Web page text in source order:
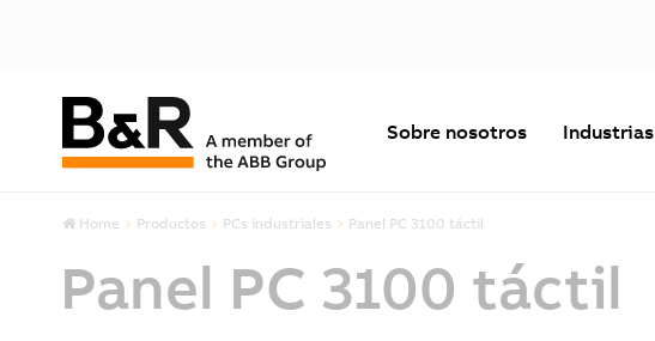
Sobre nosotros Industrias
Home Productos PCs industriales Panel PC 3100 táctil
Panel PC 3100 táctil